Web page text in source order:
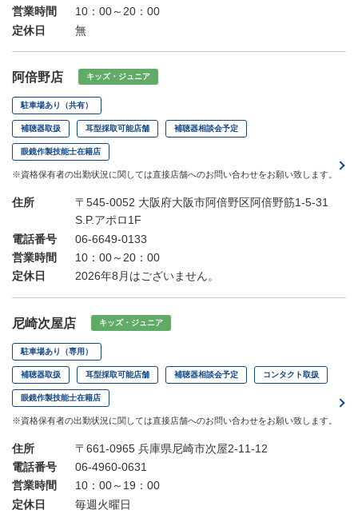
営業時間
10：00～20：00
定休日
無
阿倍野店 キッズ・ジュニア
駐車場あり（共有）
補聴器取扱 耳型採取可能店舗 補聴器相談会予定
眼鏡作製技能士在籍店
※資格保有者の出勤状況に関しては直接店舗へのお問い合わせをお願い致します。
住所
〒545-0052 大阪府大阪市阿倍野区阿倍野筋1-5-31
S.P.アポロ1F
電話番号
06-6649-0133
営業時間
10：00～20：00
定休日
2026年8月はございません。
尼崎次屋店 キッズ・ジュニア
駐車場あり（専用）
補聴器取扱 耳型採取可能店舗 補聴器相談会予定 コンタクト取扱
眼鏡作製技能士在籍店
※資格保有者の出勤状況に関しては直接店舗へのお問い合わせをお願い致します。
住所
〒661-0965 兵庫県尼崎市次屋2-11-12
電話番号
06-4960-0631
営業時間
10：00～19：00
定休日
毎週火曜日